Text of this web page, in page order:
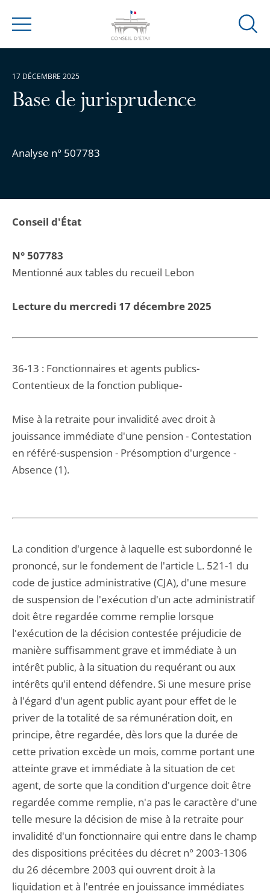
Menu
Ouvrir
Base de jurisprudence
Analyse n° 507783
17 DÉCEMBRE 2025
Conseil d'État
N° 507783
Mentionné aux tables du recueil Lebon
Lecture du mercredi 17 décembre 2025
36-13 : Fonctionnaires et agents publics-
Contentieux de la fonction publique-
Mise à la retraite pour invalidité avec droit à
jouissance immédiate d'une pension - Contestation
en référé-suspension - Présomption d'urgence -
Absence (1).
La condition d'urgence à laquelle est subordonné le
prononcé, sur le fondement de l'article L. 521-1 du
code de justice administrative (CJA), d'une mesure
de suspension de l'exécution d'un acte administratif
doit être regardée comme remplie lorsque
l'exécution de la décision contestée préjudicie de
manière suffisamment grave et immédiate à un
intérêt public, à la situation du requérant ou aux
intérêts qu'il entend défendre. Si une mesure prise
à l'égard d'un agent public ayant pour effet de le
priver de la totalité de sa rémunération doit, en
principe, être regardée, dès lors que la durée de
cette privation excède un mois, comme portant une
atteinte grave et immédiate à la situation de cet
agent, de sorte que la condition d'urgence doit être
regardée comme remplie, n'a pas le caractère d'une
telle mesure la décision de mise à la retraite pour
invalidité d'un fonctionnaire qui entre dans le champ
des dispositions précitées du décret n° 2003-1306
du 26 décembre 2003 qui ouvrent droit à la
liquidation et à l'entrée en jouissance immédiates